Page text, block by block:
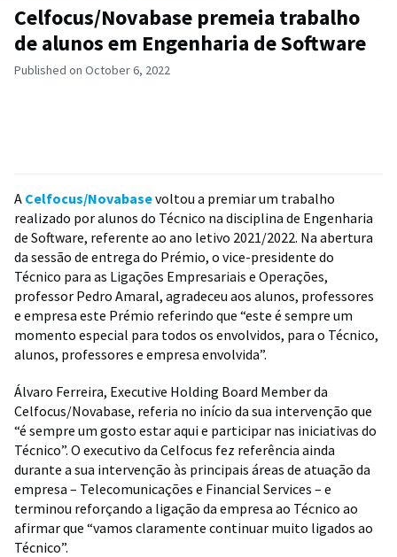
Celfocus/Novabase premeia trabalho
de alunos em Engenharia de Software
Published on October 6, 2022
A Celfocus/Novabasevoltou a premiar um trabalho
realizado por alunos do Técnico na disciplina de Engenharia
de Software, referente ao ano letivo 2021/2022. Na abertura
da sessão de entrega do Prémio, o vice-presidente do
Técnico para as Ligações Empresariais e Operações,
professor Pedro Amaral, agradeceu aos alunos, professores
e empresa este Prémio referindo que “este é sempre um
momento especial para todos os envolvidos, para o Técnico,
alunos, professores e empresa envolvida”.
Álvaro Ferreira, Executive Holding Board Member da
Celfocus/Novabase, referia no início da sua intervenção que
“é sempre um gosto estar aqui e participar nas iniciativas do
Técnico”. O executivo da Celfocus fez referência ainda
durante a sua intervenção às principais áreas de atuação da
empresa – Telecomunicações e Financial Services – e
terminou reforçando a ligação da empresa ao Técnico ao
afirmar que “vamos claramente continuar muito ligados ao
Técnico”.